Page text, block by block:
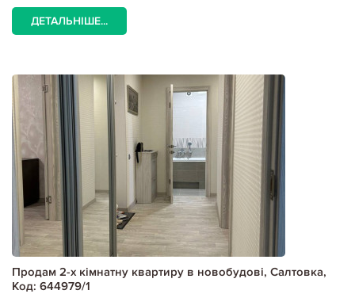
ДЕТАЛЬНІШЕ...
Продам 2-х кімнатну квартиру в новобудові, Салтовка,
Код: 644979/1